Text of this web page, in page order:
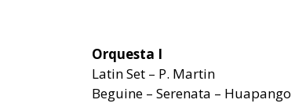
Orquesta I
Latin Set – P. Martin
Beguine – Serenata – Huapango